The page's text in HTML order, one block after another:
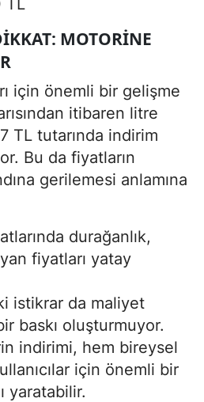
MOTORINE
için önemli bir gelişme
itibaren litre
TL tutarında indirim
Bu da fiyatların
gerilemesi anlamına
durağanlık,
fiyatları yatay
istikrar da maliyet
baskı oluşturmuyor.
indirimi, hem bireysel
için önemli bir
yaratabilir.